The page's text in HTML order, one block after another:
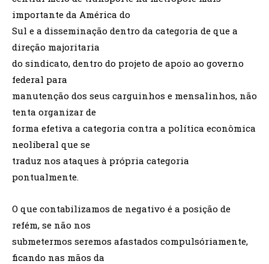
importante da América do
Sul e a disseminação dentro da categoria de que a
direção majoritaria
do sindicato, dentro do projeto de apoio ao governo
federal para
manutenção dos seus carguinhos e mensalinhos, não
tenta organizar de
forma efetiva a categoria contra a política econômica
neoliberal que se
traduz nos ataques à própria categoria
pontualmente.
O que contabilizamos de negativo é a posição de
refém, se não nos
submetermos seremos afastados compulsóriamente,
ficando nas mãos da